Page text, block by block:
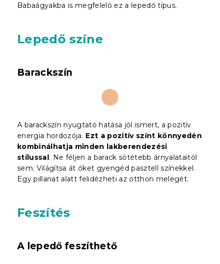
Babaágyakba is megfelelő ez a lepedő típus.
Lepedő színe
Barackszín
A barackszín nyugtató hatása jól ismert, a pozitív
energia hordozója. Ezt a pozitív színt könnyedén
kombinálhatja minden lakberendezési
stílussal. Ne féljen a barack sötétebb árnyalataitól
sem. Világítsa át őket gyengéd pasztell színekkel.
Egy pillanat alatt felidézheti az otthon melegét.
Feszítés
A lepedő feszíthető